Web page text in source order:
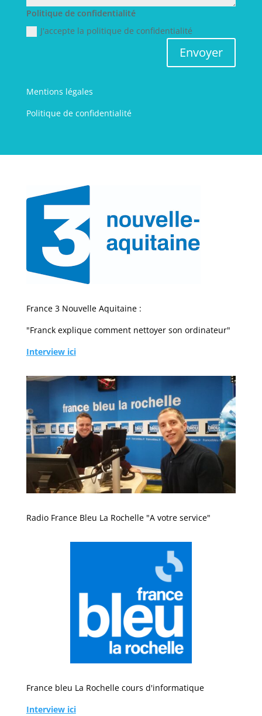
Politique de confidentialité
J'accepte la politique de confidentialité
Envoyer
Mentions légales
Politique de confidentialité
France 3 Nouvelle Aquitaine :
"Franck explique comment nettoyer son ordinateur"
Interview ici
Radio France Bleu La Rochelle "A votre service"
France bleu La Rochelle cours d'informatique
Interview ici